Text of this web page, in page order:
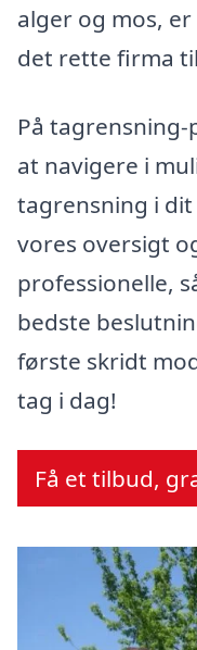
alger og mos,
det rette firma
På
at navigere i
tagrensning i
vores oversigt
professionelle,
bedste
første skridt
tag i dag!
Få et tilbud,